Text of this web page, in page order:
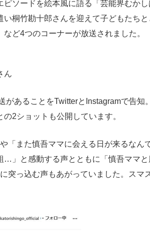
ソードを絵本風に語る「芸能界むかし
桐竹勘十郎さんを迎えて子どもたち
ど4つのコーナーが放送されました。
ん
あることをTwitterとInstagramで告知
2ショットも公開しています。
「また慎吾ママに会える日が来るなん
」と感動する声とともに「慎吾ママ
突っ込む声もあがっていました。スマ